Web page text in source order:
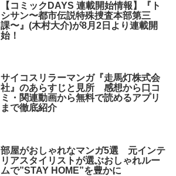
【コミックDAYS 連載開始情報】『ト
シサン〜都市伝説特殊捜査本部第三
課〜』(木村大介)が8月2日より連載開
始！
サイコスリラーマンガ『走馬灯株式会
社』のあらすじと見所 感想から口コ
ミ・関連動画から無料で読めるアプリ
まで徹底紹介
部屋がおしゃれなマンガ5選 元インテ
リアスタイリストが選ぶおしゃれルー
ムで”STAY HOME”を豊かに